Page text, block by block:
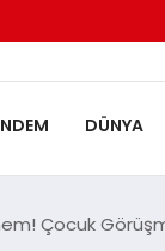
DÜNYA
Çocuk